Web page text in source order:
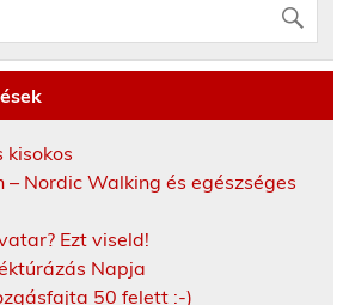
kisokos
– Nordic Walking és egészséges
Ezt viseld!
Napja
50 felett :-)